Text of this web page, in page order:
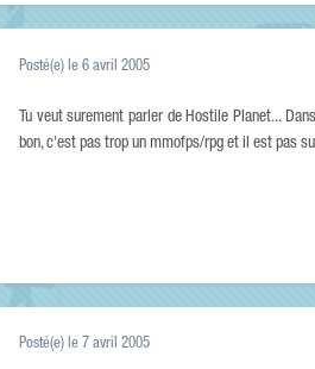
Posté(e) le 6 avril 2005
Tu veut surement parler de Hostile Planet...
bon, c'est pas trop un mmofps/rpg et il est pas
Posté(e) le 7 avril 2005